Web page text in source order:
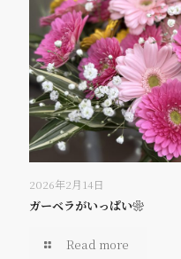
2026年2月14日
ガーベラがいっぱい❀
Read more